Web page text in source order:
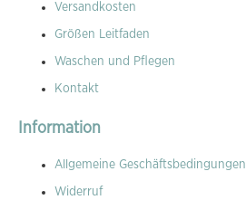
Versandkosten
Größen Leitfaden
Waschen und Pflegen
Kontakt
Information
Allgemeine Geschäftsbedingungen
Widerruf